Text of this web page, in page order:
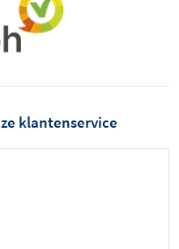
klantenservice